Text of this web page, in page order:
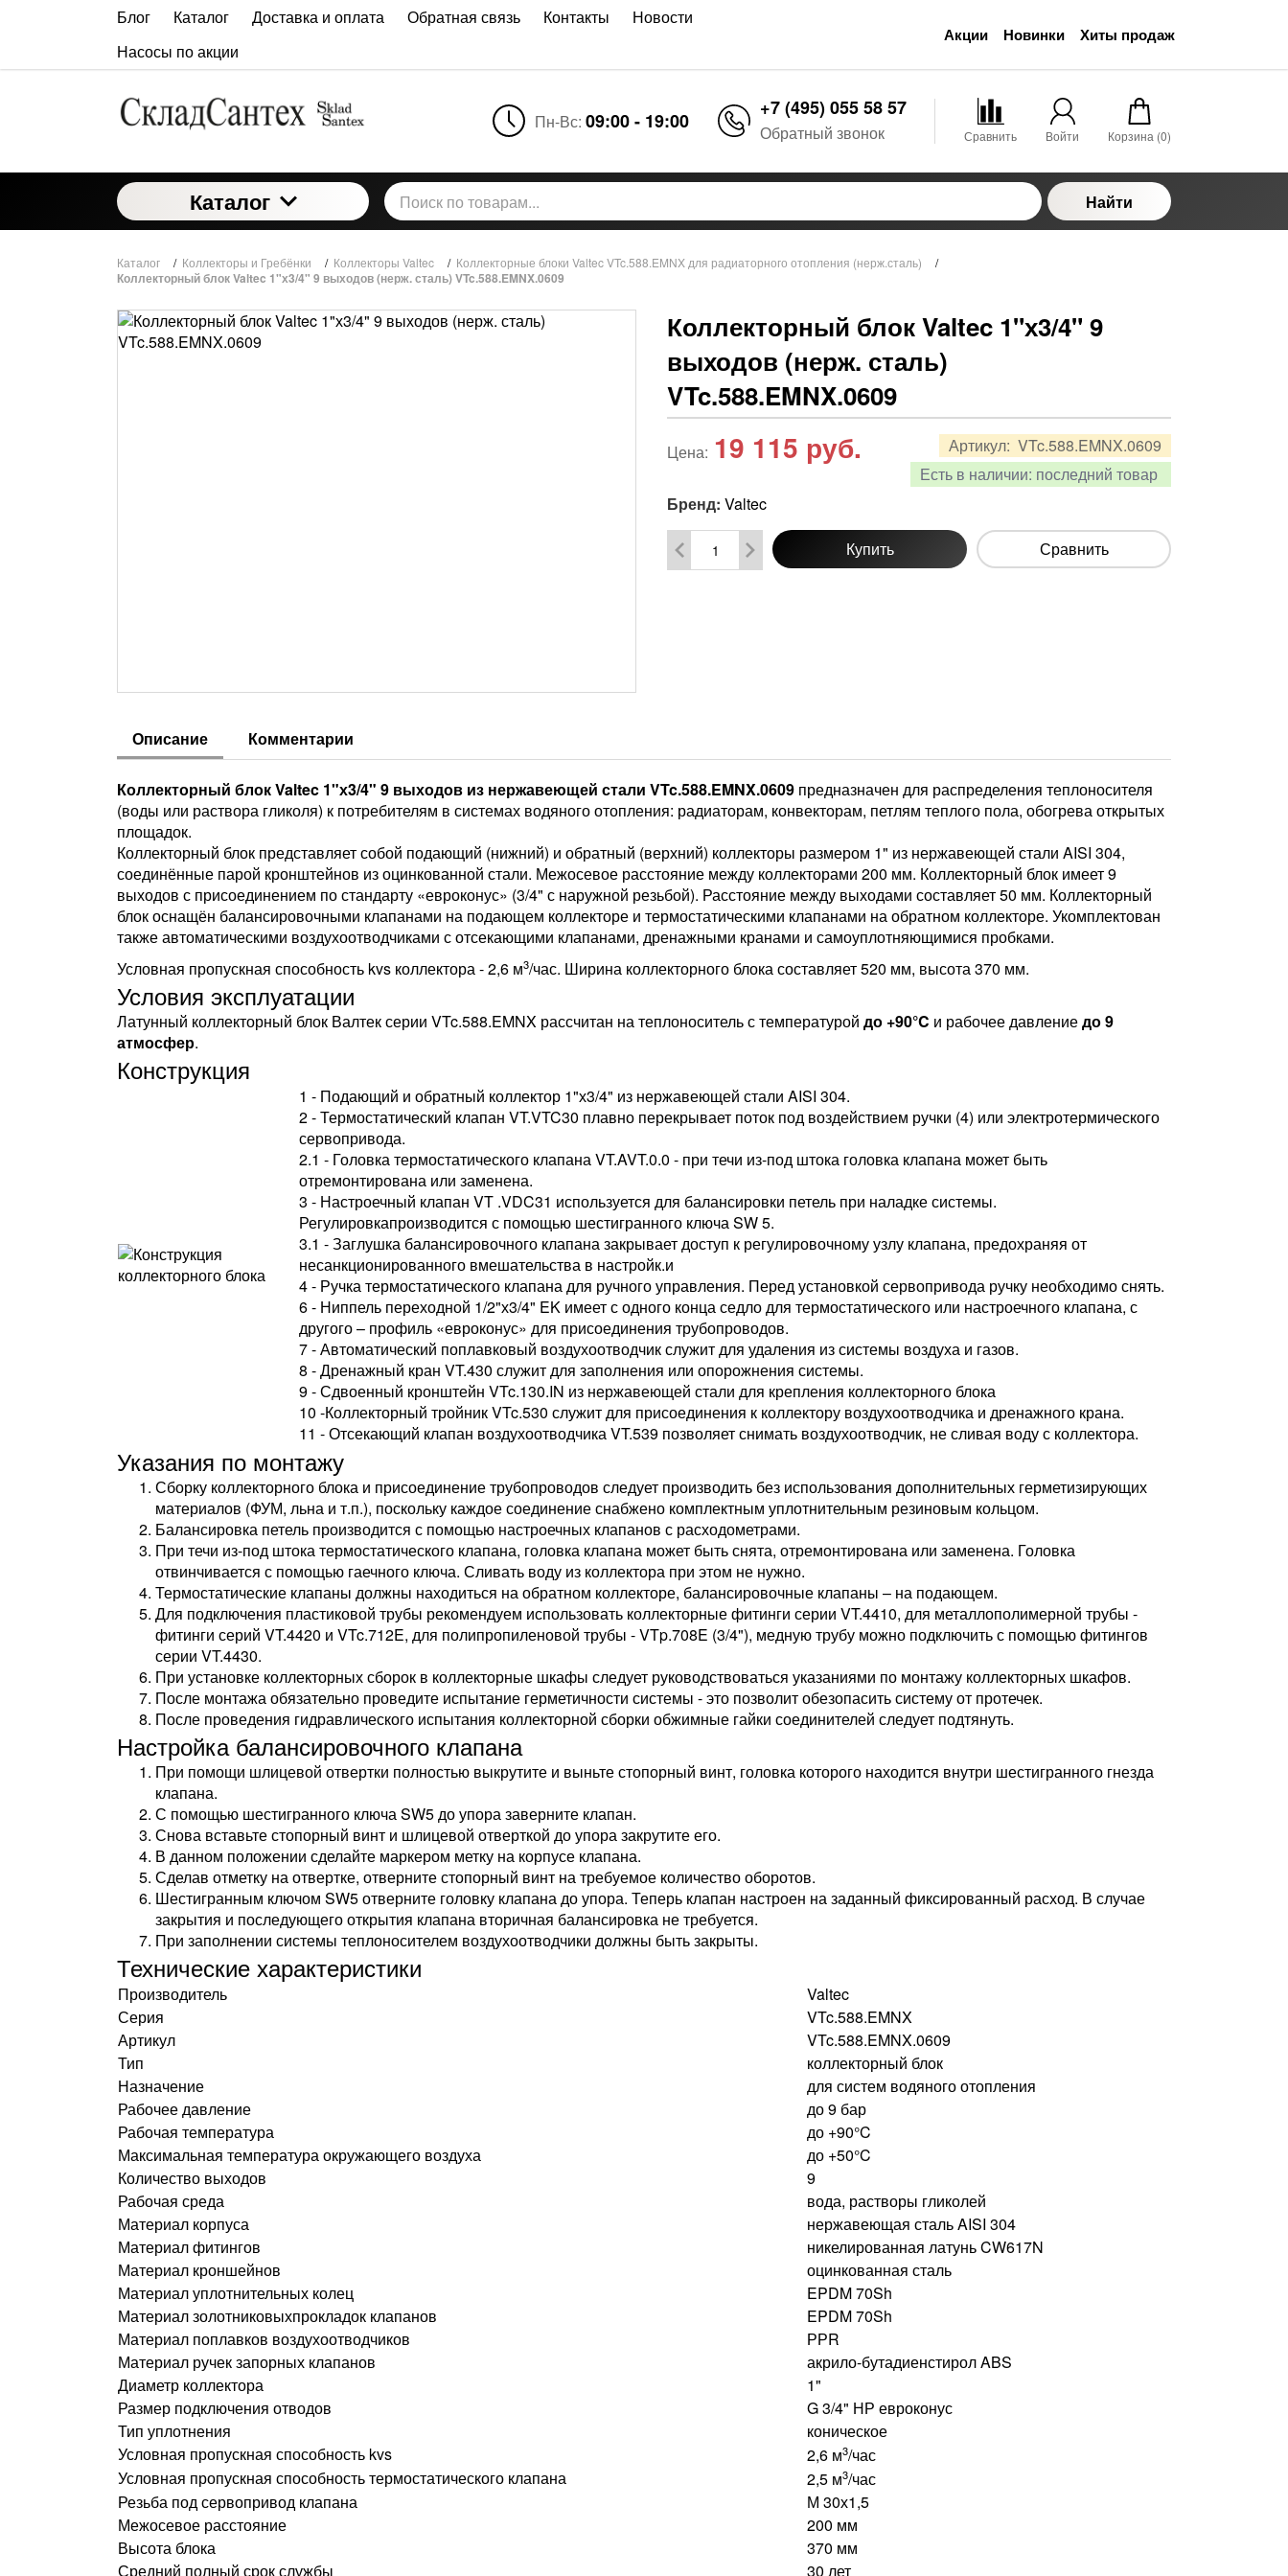
Блог Каталог Доставка и оплата Обратная связь Контакты
Новости
Насосы по акции
Акции Новинки Хиты продаж
Пн-Вс: 09:00 - 19:00
+7 (495) 055 58 57
Обратный звонок Сравнить Войти Корзина (0)
Каталог Найти
Каталог / Коллекторы и Гребёнки / Коллекторы Valtec / Коллекторные блоки Valtec VTc.588.EMNX для радиаторного отопления (нерж.сталь) /
Коллекторный блок Valtec 1"х3/4" 9 выходов (нерж. сталь) VTc.588.EMNX.0609
Коллекторный блок Valtec 1"х3/4" 9
выходов (нерж. сталь)
VTc.588.EMNX.0609
Артикул: VTc.588.EMNX.0609
Есть в наличии: последний товар
Цена: 19 115 руб.
Бренд: Valtec
Купить Сравнить
Описание Комментарии
Коллекторный блок Valtec 1"х3/4" 9 выходов из нержавеющей стали VTc.588.EMNX.0609 предназначен для распределения теплоносителя
(воды или раствора гликоля) к потребителям в системах водяного отопления: радиаторам, конвекторам, петлям теплого пола, обогрева открытых
площадок.
Коллекторный блок представляет собой подающий (нижний) и обратный (верхний) коллекторы размером 1" из нержавеющей стали AISI 304,
соединённые парой кронштейнов из оцинкованной стали. Межосевое расстояние между коллекторами 200 мм. Коллекторный блок имеет 9
выходов с присоединением по стандарту «евроконус» (3/4" с наружной резьбой). Расстояние между выходами составляет 50 мм. Коллекторный
блок оснащён балансировочными клапанами на подающем коллекторе и термостатическими клапанами на обратном коллекторе. Укомплектован
также автоматическими воздухоотводчиками с отсекающими клапанами, дренажными кранами и самоуплотняющимися пробками.
Условная пропускная способность kvs коллектора - 2,6 м3/час. Ширина коллекторного блока составляет 520 мм, высота 370 мм.
Условия эксплуатации
Латунный коллекторный блок Валтек серии VTc.588.EMNX рассчитан на теплоноситель с температурой до +90°C и рабочее давлениедо 9
атмосфер.
Конструкция
1 - Подающий и обратный коллектор 1"х3/4" из нержавеющей стали AISI 304.
2 - Термостатический клапан VT.VTC30 плавно перекрывает поток под воздействием ручки (4) или электротермического
сервопривода.
2.1 - Головка термостатического клапана VT.AVT.0.0 - при течи из-под штока головка клапана может быть
отремонтирована или заменена.
3 - Настроечный клапан VT .VDC31 используется для балансировки петель при наладке системы.
Регулировкапроизводится с помощью шестигранного ключа SW 5.
3.1 - Заглушка балансировочного клапана закрывает доступ к регулировочному узлу клапана, предохраняя от
несанкционированного вмешательства в настройк.и
4 - Ручка термостатического клапана для ручного управления. Перед установкой сервопривода ручку необходимо снять.
6 - Ниппель переходной 1/2"х3/4" EK имеет с одного конца седло для термостатического или настроечного клапана, с
другого – профиль «евроконус» для присоединения трубопроводов.
7 - Автоматический поплавковый воздухоотводчик служит для удаления из системы воздуха и газов.
8 - Дренажный кран VT.430 служит для заполнения или опорожнения системы.
9 - Сдвоенный кронштейн VTc.130.IN из нержавеющей стали для крепления коллекторного блока
10 -Коллекторный тройник VTc.530 служит для присоединения к коллектору воздухоотводчика и дренажного крана.
11 - Отсекающий клапан воздухоотводчика VT.539 позволяет снимать воздухоотводчик, не сливая воду с коллектора.
Указания по монтажу
Сборку коллекторного блока и присоединение трубопроводов следует производить без использования дополнительных герметизирующих
материалов (ФУМ, льна и т.п.), поскольку каждое соединение снабжено комплектным уплотнительным резиновым кольцом.
Балансировка петель производится с помощью настроечных клапанов с расходометрами.
При течи из-под штока термостатического клапана, головка клапана может быть снята, отремонтирована или заменена. Головка
отвинчивается с помощью гаечного ключа. Сливать воду из коллектора при этом не нужно.
Термостатические клапаны должны находиться на обратном коллекторе, балансировочные клапаны – на подающем.
Для подключения пластиковой трубы рекомендуем использовать коллекторные фитинги серии VT.4410, для металлополимерной трубы -
фитинги серий VT.4420 и VTc.712E, для полипропиленовой трубы - VTp.708E (3/4"), медную трубу можно подключить с помощью фитингов
серии VT.4430.
При установке коллекторных сборок в коллекторные шкафы следует руководствоваться указаниями по монтажу коллекторных шкафов.
После монтажа обязательно проведите испытание герметичности системы - это позволит обезопасить систему от протечек.
После проведения гидравлического испытания коллекторной сборки обжимные гайки соединителей следует подтянуть.
Настройка балансировочного клапана
При помощи шлицевой отвертки полностью выкрутите и выньте стопорный винт, головка которого находится внутри шестигранного гнезда
клапана.
С помощью шестигранного ключа SW5 до упора заверните клапан.
Снова вставьте стопорный винт и шлицевой отверткой до упора закрутите его.
В данном положении сделайте маркером метку на корпусе клапана.
Сделав отметку на отвертке, отверните стопорный винт на требуемое количество оборотов.
Шестигранным ключом SW5 отверните головку клапана до упора. Теперь клапан настроен на заданный фиксированный расход. В случае
закрытия и последующего открытия клапана вторичная балансировка не требуется.
При заполнении системы теплоносителем воздухоотводчики должны быть закрыты.
Технические характеристики
Производитель
Valtec
Серия
VTc.588.EMNX
Артикул
VTc.588.EMNX.0609
Тип
коллекторный блок
Назначение
для систем водяного отопления
Рабочее давление
до 9 бар
Рабочая температура
до +90°C
Максимальная температура окружающего воздуха
до +50°C
Количество выходов
9
Рабочая среда
вода, растворы гликолей
Материал корпуса
нержавеющая сталь AISI 304
Материал фитингов
никелированная латунь CW617N
Материал кроншейнов
оцинкованная сталь
Материал уплотнительных колец
EPDM 70Sh
Материал золотниковыхпрокладок клапанов
EPDM 70Sh
Материал поплавков воздухоотводчиков
РРR
Материал ручек запорных клапанов
акрило-бутадиенстирол ABS
Диаметр коллектора
1"
Размер подключения отводов
G 3/4" НР евроконус
Тип уплотнения
коническое
Условная пропускная способность kvs
2,6 м3/час
Условная пропускная способность термостатического клапана
2,5 м3/час
Резьба под сервопривод клапана
М 30х1,5
Межосевое расстояние
200 мм
Высота блока
370 мм
Средний полный срок службы
30 лет